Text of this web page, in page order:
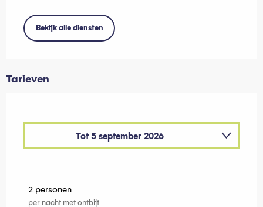
Bekijk alle diensten
Tarieven
Tot5 september 2026
2 personen
per nacht met ontbijt